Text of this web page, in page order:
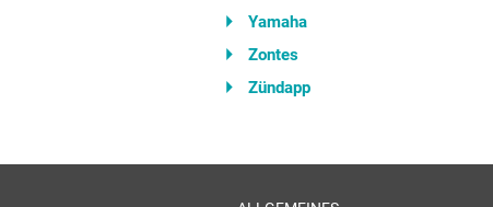
Yamaha
Zontes
Zündapp